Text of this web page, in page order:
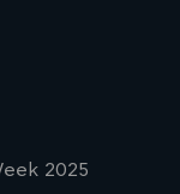
2025